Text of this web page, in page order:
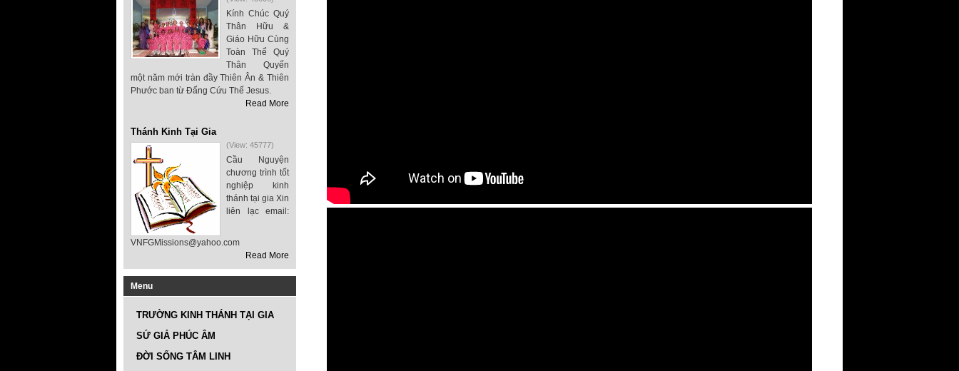
Kính Chúc Quý
Thân Hữu &
Giáo Hữu Cùng
Toàn Thể Quý
Thân Quyến
một năm mới tràn đầy Thiên Ân & Thiên
Phước ban từ Đấng Cứu Thế Jesus.
Read More
Thánh Kinh Tại Gia
(View: 45777)
Cầu Nguyện
chương trình tốt
nghiệp kinh
thánh tại gia Xin
liên lạc email:
VNFGMissions@yahoo.com
Read More
Menu
TRƯỜNG KINH THÁNH TẠI GIA
SỨ GIẢ PHÚC ÂM
ĐỜI SỐNG TÂM LINH